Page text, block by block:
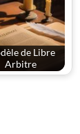
de Libre
Arbitre